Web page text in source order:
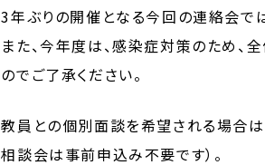
3年ぶりの開催となる今回の連絡会では
また、今年度は、感染症対策のため、
のでご了承ください。
教員との個別面談を希望される場合は
相談会は事前申込み不要です）。